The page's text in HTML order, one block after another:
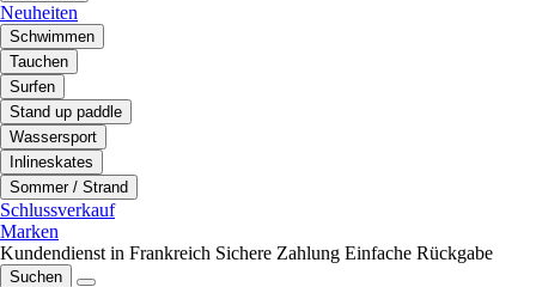
Neuheiten
Schwimmen
Tauchen
Surfen
Stand up paddle
Wassersport
Inlineskates
Sommer / Strand
Schlussverkauf
Marken
Kundendienst in Frankreich Sichere Zahlung Einfache Rückgabe
Suchen